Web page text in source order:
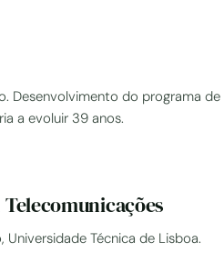
Desenvolvimento do programa de
a evoluir 39 anos.
Técnica de Lisboa.